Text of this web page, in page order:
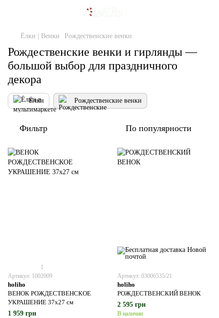
Ёлки | Венки Рождественские венки
Рождественские венки и гирлянды —
большой выбор для праздничного
декора
Ёлки Рождественские венки
Фильтр По популярности
1
Артикул: 1002009
holiho
ВЕНОК РОЖДЕСТВЕНСКОЕ
УКРАШЕНИЕ 37x27 см
1 959 грн
Артикул: 03006535/21
holiho
РОЖДЕСТВЕНСКИЙ ВЕНОК
2 595 грн
В наличии